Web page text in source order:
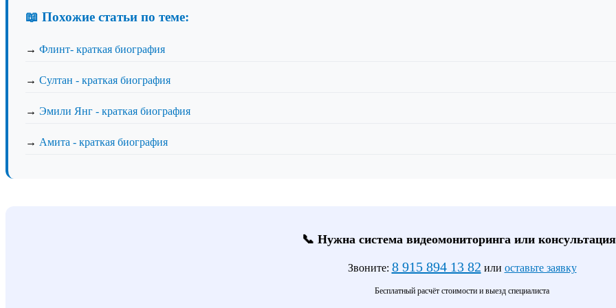
📖 Похожие статьи по теме:
→ Флинт- краткая биография
→ Султан - краткая биография
→ Эмили Янг - краткая биография
→ Амита - краткая биография
📞 Нужна система видеомониторинга или
Звоните: 8 915 894 13 82 или оставьте заявку
Бесплатный расчёт стоимости и выезд специалиста